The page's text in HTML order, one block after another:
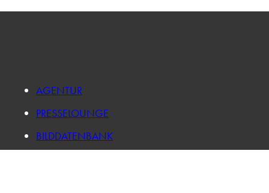
AGENTUR
PRESSELOUNGE
BILDDATENBANK